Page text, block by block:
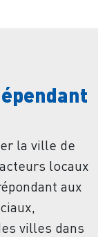
la ville de
locaux
aux
villes dans